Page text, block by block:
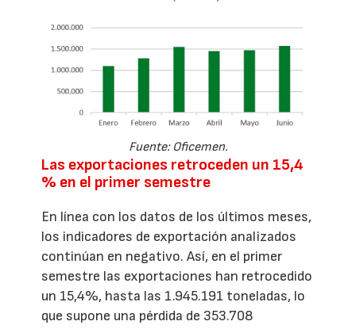
Fuente: Oficemen.
Las exportaciones retroceden un 15,4
% en el primer semestre
En línea con los datos de los últimos meses,
los indicadores de exportación analizados
continúan en negativo. Así, en el primer
semestre las exportaciones han retrocedido
un 15,4%, hasta las 1.945.191 toneladas, lo
que supone una pérdida de 353.708